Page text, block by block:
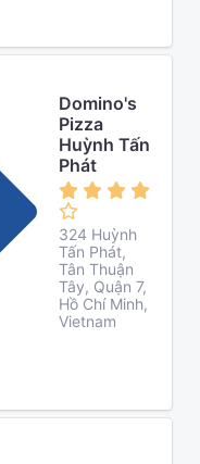
Domino's
Pizza
Huỳnh Tấn
Phát
324 Huỳnh
Tấn Phát,
Tân Thuận
Tây, Quận 7,
Hồ Chí Minh,
Vietnam